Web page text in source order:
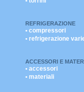
REFRIGERAZIONE
• compressori
• refrigerazione
ACCESSORI E
• accessori
• materiali